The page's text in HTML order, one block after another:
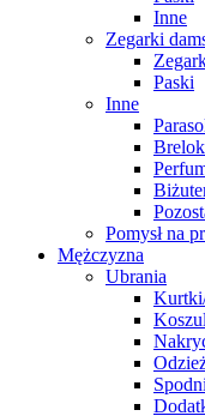
Inne
Zegarki
Paski
Inne
Pomysł na
Mężczyzna
Ubrania